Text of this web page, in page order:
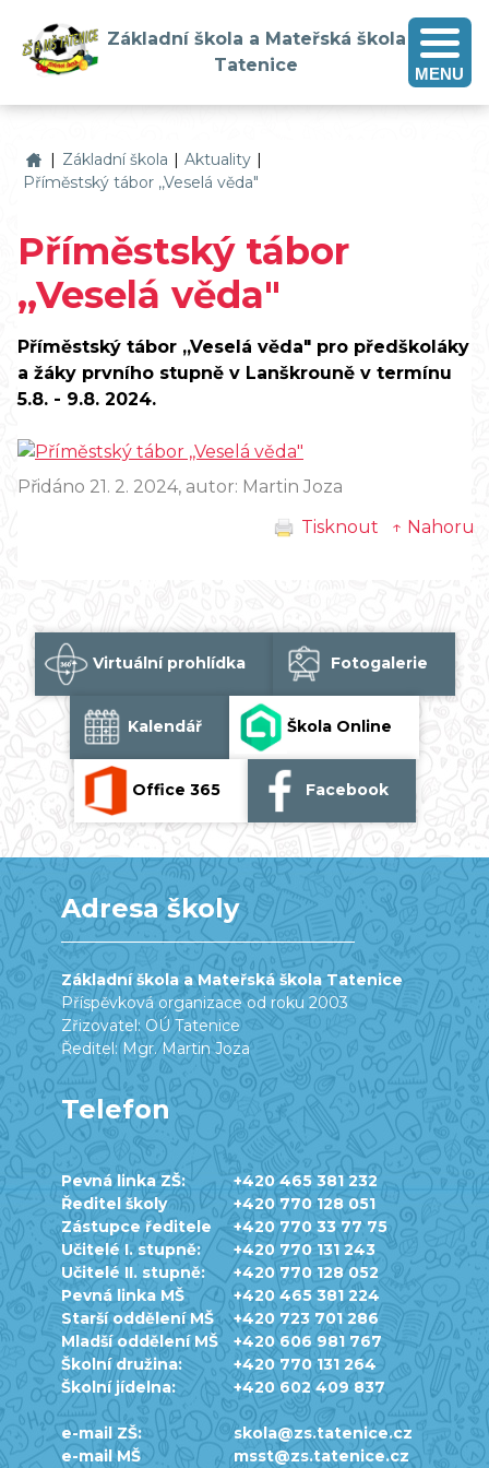
Základní škola a Mateřská škola
Tatenice
MENU
Základní škola a Mateřská škola Tatenice
| Základní škola | Aktuality |
Příměstský tábor ,,Veselá věda"
Příměstský tábor
,,Veselá věda"
Příměstský tábor ,,Veselá věda" pro předškoláky
a žáky prvního stupně v Lanškrouně v termínu
5.8. - 9.8. 2024.
Přidáno 21. 2. 2024, autor: Martin Joza
Tisknout
↑ Nahoru
Virtuální prohlídka Fotogalerie
Kalendář Škola Online
Office 365 Facebook
Adresa školy
Základní škola a Mateřská škola Tatenice
Příspěvková organizace od roku 2003
Zřizovatel: OÚ Tatenice
Ředitel: Mgr. Martin Joza
Telefon
Pevná linka ZŠ:
+420 465 381 232
Ředitel školy
+420 770 128 051
Zástupce ředitele
+420 770 33 77 75
Učitelé I. stupně:
+420 770 131 243
Učitelé II. stupně:
+420 770 128 052
Pevná linka MŠ
+420 465 381 224
Starší oddělení MŠ
+420 723 701 286
Mladší oddělení MŠ
+420 606 981 767
Školní družina:
+420 770 131 264
Školní jídelna:
+420 602 409 837
e-mail ZŠ:
skola@zs.tatenice.cz
e-mail MŠ
msst@zs.tatenice.cz